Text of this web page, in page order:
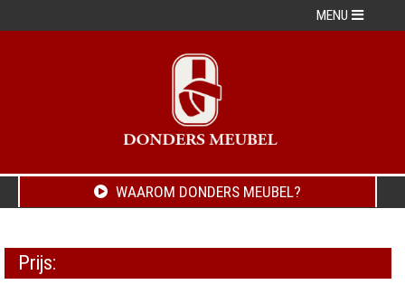
MENU
WAAROM DONDERS MEUBEL?
Prijs: